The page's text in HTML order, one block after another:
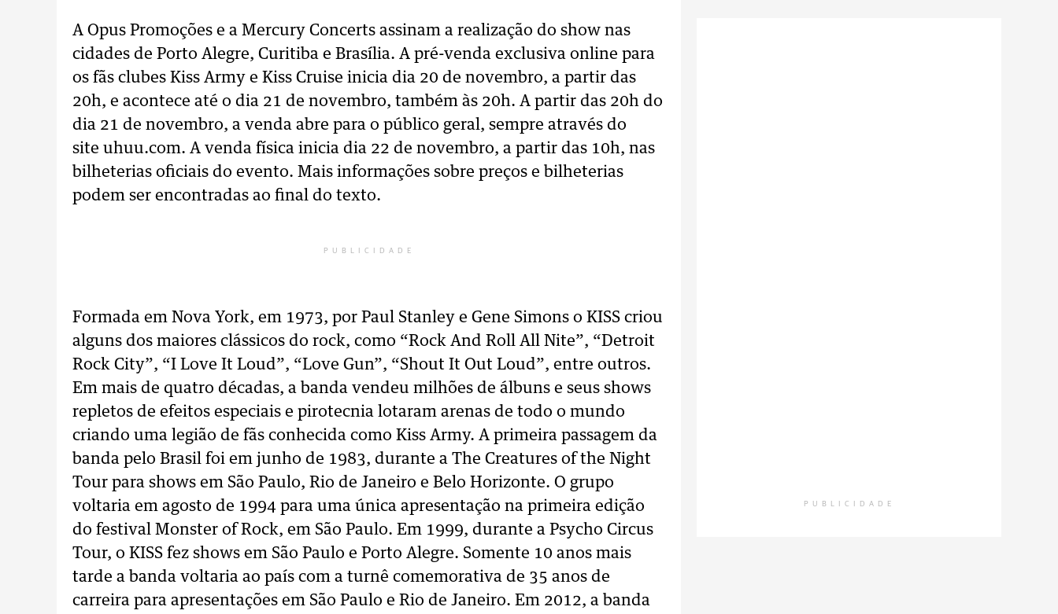
A Opus Promoções e a Mercury Concerts assinam a realização do show nas
cidades de Porto Alegre, Curitiba e Brasília. A pré-venda exclusiva online para
os fãs clubes Kiss Army e Kiss Cruise inicia dia 20 de novembro, a partir das
20h, e acontece até o dia 21 de novembro, também às 20h. A partir das 20h do
dia 21 de novembro, a venda abre para o público geral, sempre através do
site uhuu.com. A venda física inicia dia 22 de novembro, a partir das 10h, nas
bilheterias oficiais do evento. Mais informações sobre preços e bilheterias
podem ser encontradas ao final do texto.
PUBLICIDADE
Formada em Nova York, em 1973, por Paul Stanley e Gene Simons o KISS criou
alguns dos maiores clássicos do rock, como “Rock And Roll All Nite”, “Detroit
Rock City”, “I Love It Loud”, “Love Gun”, “Shout It Out Loud”, entre outros.
Em mais de quatro décadas, a banda vendeu milhões de álbuns e seus shows
repletos de efeitos especiais e pirotecnia lotaram arenas de todo o mundo
criando uma legião de fãs conhecida como Kiss Army. A primeira passagem da
banda pelo Brasil foi em junho de 1983, durante a The Creatures of the Night
Tour para shows em São Paulo, Rio de Janeiro e Belo Horizonte. O grupo
voltaria em agosto de 1994 para uma única apresentação na primeira edição
do festival Monster of Rock, em São Paulo. Em 1999, durante a Psycho Circus
Tour, o KISS fez shows em São Paulo e Porto Alegre. Somente 10 anos mais
tarde a banda voltaria ao país com a turnê comemorativa de 35 anos de
carreira para apresentações em São Paulo e Rio de Janeiro. Em 2012, a banda
PUBLICIDADE